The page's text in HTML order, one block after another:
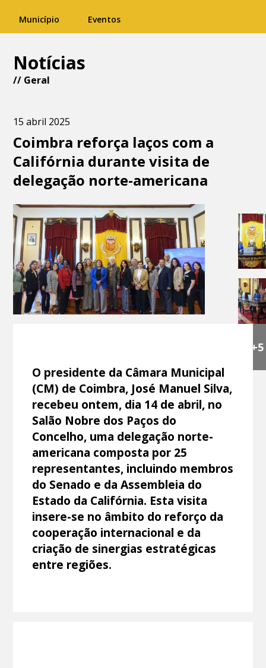
Município Eventos
Notícias
// Geral
15 abril 2025
Coimbra reforça laços com a
Califórnia durante visita de
delegação norte-americana
+5
O presidente da Câmara Municipal
(CM) de Coimbra, José Manuel Silva,
recebeu ontem, dia 14 de abril, no
Salão Nobre dos Paços do
Concelho, uma delegação norte-
americana composta por 25
representantes, incluindo membros
do Senado e da Assembleia do
Estado da Califórnia. Esta visita
insere-se no âmbito do reforço da
cooperação internacional e da
criação de sinergias estratégicas
entre regiões.